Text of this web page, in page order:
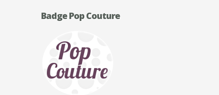
Badge Pop Couture